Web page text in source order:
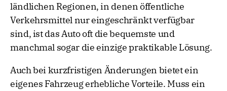
ländlichen Regionen, in denen öffentliche
Verkehrsmittel nur eingeschränkt verfügbar
sind, ist das Auto oft die bequemste und
manchmal sogar die einzige praktikable Lösung.
Auch bei kurzfristigen Änderungen bietet ein
eigenes Fahrzeug erhebliche Vorteile. Muss ein